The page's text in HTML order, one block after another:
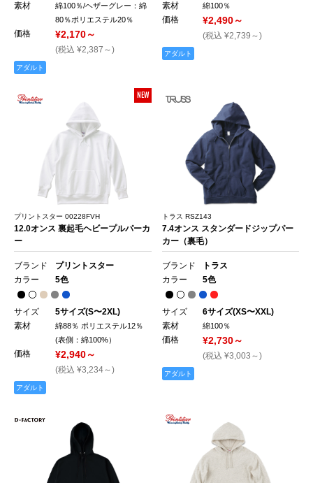
素材
綿100％/ヘザーグレー：綿
80％ポリエステル20％
価格 ¥2,170～
(税込 ¥2,387～)
アダルト
素材
綿100％
価格 ¥2,490～
(税込 ¥2,739～)
アダルト
NEW
プリントスター 00228FVH
12.0オンス 裏起毛ヘビープルパーカ
ー
ブランド
プリントスター
カラー
5色
サイズ
5サイズ(S〜2XL)
素材
綿88％ ポリエステル12％
(表側：綿100%）
価格 ¥2,940～
(税込 ¥3,234～)
アダルト
トラス RSZ143
7.4オンス スタンダードジップパー
カー（裏毛）
ブランド
トラス
カラー
5色
サイズ
6サイズ(XS〜XXL)
素材
綿100％
価格 ¥2,730～
(税込 ¥3,003～)
アダルト